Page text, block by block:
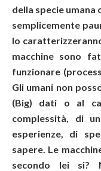
della specie
semplicemente
lo
macchine sono
funzionare
Gli umani non
(Big) dati o al
complessità, di
esperienze, di
sapere. Le
secondo lei si?